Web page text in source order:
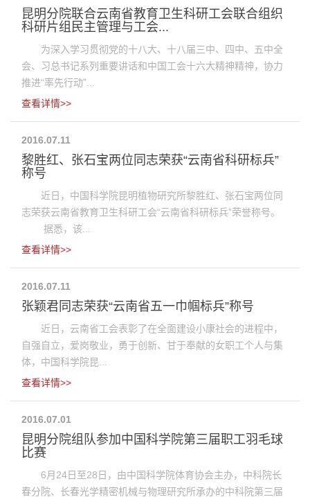
昆明分院联合云南省教育卫生科研工会联合组织
科研片组民主管理与工会...
为深入学习贯彻党的十八大、十八届三中、四中、五中全
会、习总书记系列重要讲话和中国工会十六大精神精神，协力
推进“率先行动”...
查看详情>>
2016.07.11
黎胜红、张石宝两位同志荣获“云南省科研标兵”
称号
近日，中国科学院昆明植物研究所黎胜红、张石宝两位同
志荣获云南省教育卫生科研工会“云南省科研标兵”荣誉称号。
据悉，该...
查看详情>>
2016.07.11
张颖君同志荣获“云南省五一巾帼标兵”称号
近日，云南省工会表彰了在全面建设小康社会的进程中，
自强自立，爱岗敬业，勇于创新、甘于奉献的女职工个人与集
体，中国科学院昆...
查看详情>>
2016.07.01
昆明分院组队参加中国科学院第三届职工羽毛球
比赛
6月24日至28日，由中国科学院体育协会主办，中科院长
春分院、长春光学精密机械与物理研究所承办的中科院第三届